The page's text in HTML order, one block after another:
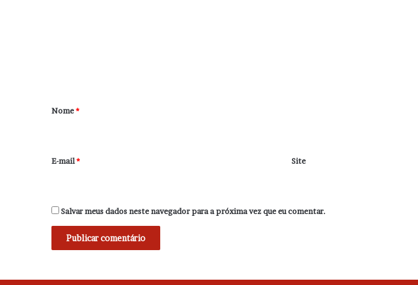
r
*
Nome*
E-mail* Site
Salvar meus dados neste navegador para a próxima vez que eu comentar.